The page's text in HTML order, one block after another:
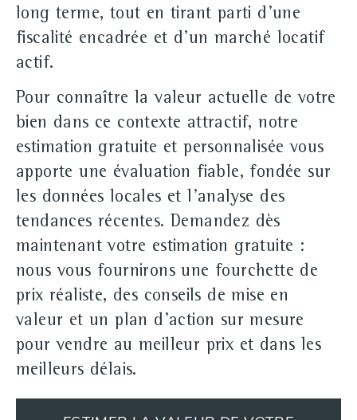
long terme, tout en tirant parti d'une
fiscalité encadrée et d'un marché locatif
actif.
Pour connaître la valeur actuelle de votre
bien dans ce contexte attractif, notre
estimation gratuite et personnalisée vous
apporte une évaluation fiable, fondée sur
les données locales et l'analyse des
tendances récentes. Demandez dès
maintenant votre estimation gratuite :
nous vous fournirons une fourchette de
prix réaliste, des conseils de mise en
valeur et un plan d'action sur mesure
pour vendre au meilleur prix et dans les
meilleurs délais.